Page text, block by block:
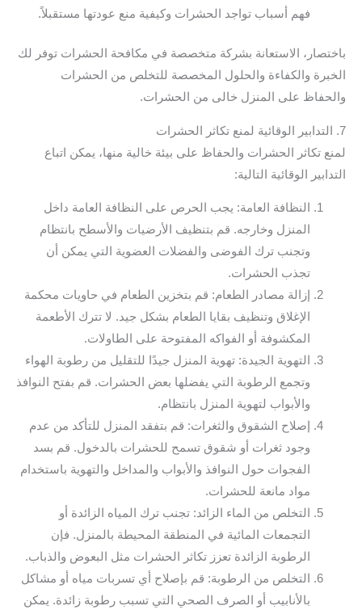
فهم أسباب تواجد الحشرات وكيفية منع عودتها مستقبلاً.
باختصار، الاستعانة بشركة متخصصة في مكافحة الحشرات توفر لك
الخبرة والكفاءة والحلول المخصصة للتخلص من الحشرات
والحفاظ على المنزل خالى من الحشرات.
7. التدابير الوقائية لمنع تكاثر الحشرات
لمنع تكاثر الحشرات والحفاظ على بيئة خالية منها، يمكن اتباع
التدابير الوقائية التالية:
النظافة العامة: يجب الحرص على النظافة العامة داخل
المنزل وخارجه. قم بتنظيف الأرضيات والأسطح بانتظام
وتجنب ترك الفوضى والفضلات العضوية التي يمكن أن
تجذب الحشرات.
إزالة مصادر الطعام: قم بتخزين الطعام في حاويات محكمة
الإغلاق وتنظيف بقايا الطعام بشكل جيد. لا تترك الأطعمة
المكشوفة أو الفواكه المفتوحة على الطاولات.
التهوية الجيدة: تهوية المنزل جيدًا للتقليل من رطوبة الهواء
وتجمع الرطوبة التي يفضلها بعض الحشرات. قم بفتح النوافذ
والأبواب لتهوية المنزل بانتظام.
إصلاح الشقوق والثغرات: قم بتفقد المنزل للتأكد من عدم
وجود ثغرات أو شقوق تسمح للحشرات بالدخول. قم بسد
الفجوات حول النوافذ والأبواب والمداخل والتهوية باستخدام
مواد مانعة للحشرات.
التخلص من الماء الزائد: تجنب ترك المياه الزائدة أو
التجمعات المائية في المنطقة المحيطة بالمنزل. فإن
الرطوبة الزائدة تعزز تكاثر الحشرات مثل البعوض والذباب.
التخلص من الرطوبة: قم بإصلاح أي تسربات مياه أو مشاكل
بالأنابيب أو الصرف الصحي التي تسبب رطوبة زائدة. يمكن